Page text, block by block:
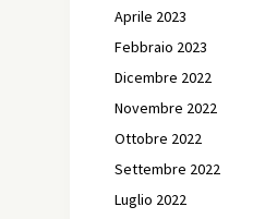
Aprile 2023
Febbraio 2023
Dicembre 2022
Novembre 2022
Ottobre 2022
Settembre 2022
Luglio 2022